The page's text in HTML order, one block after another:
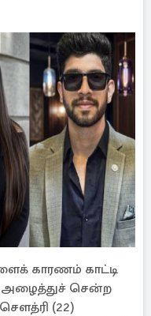
காரணம் காட்டி
சென்ற
(22)